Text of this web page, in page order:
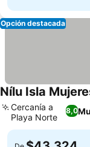
Opción destacada
Nílu Isla
8,0
Cercanía a
Playa Norte